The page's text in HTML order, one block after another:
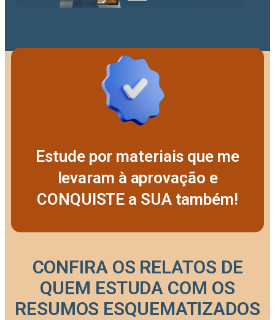
Estude por materiais que me
levaram à aprovação e
CONQUISTE a SUA também!
CONFIRA OS RELATOS DE
QUEM ESTUDA COM OS
RESUMOS ESQUEMATIZADOS